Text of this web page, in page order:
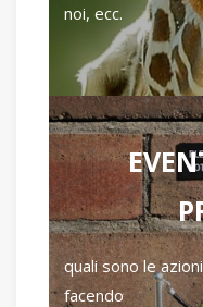
noi, ecc.
quali sono le
facendo